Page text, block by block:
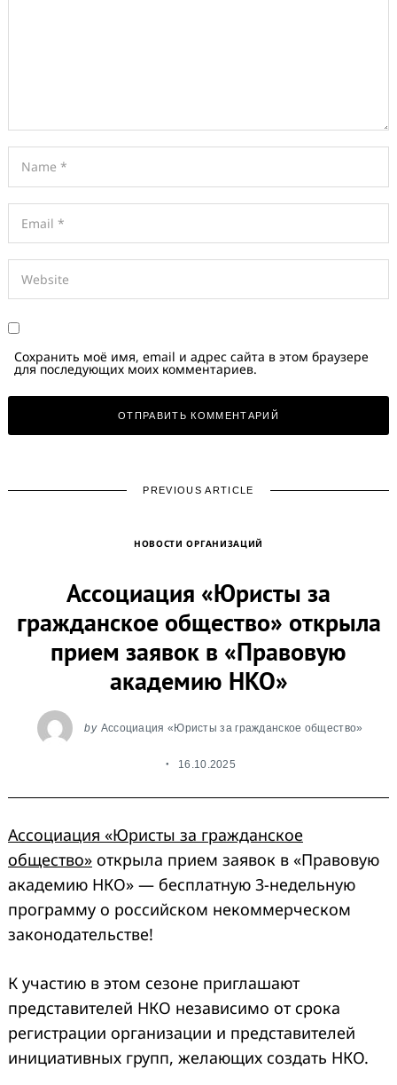
Сохранить моё имя, email и адрес сайта в этом браузере
для последующих моих комментариев.
PREVIOUS ARTICLE
НОВОСТИ ОРГАНИЗАЦИЙ
Ассоциация «Юристы за
гражданское общество» открыла
прием заявок в «Правовую
академию НКО»
by Ассоциация «Юристы за гражданское общество»
16.10.2025
Ассоциация «Юристы за гражданское
общество» открыла прием заявок в «Правовую
академию НКО» — бесплатную 3-недельную
программу о российском некоммерческом
законодательстве!
К участию в этом сезоне приглашают
представителей НКО независимо от срока
регистрации организации и представителей
инициативных групп, желающих создать НКО.